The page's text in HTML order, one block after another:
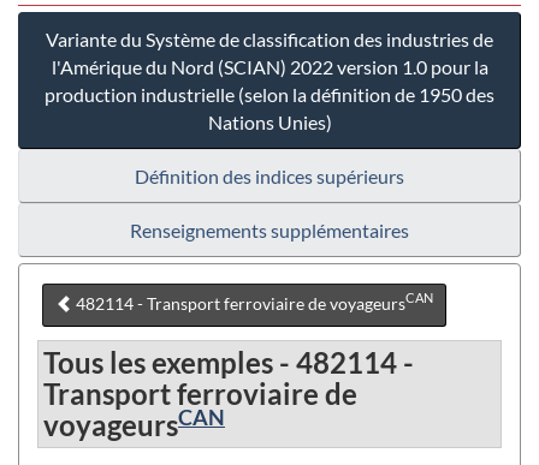
Variante du Système de classification des industries de
l'Amérique du Nord (SCIAN) 2022 version 1.0 pour la
production industrielle (selon la définition de 1950 des
Nations Unies)
Définition des indices supérieurs
Renseignements supplémentaires
482114 - Transport ferroviaire de voyageursCAN
Tous les exemples - 482114 -
Transport ferroviaire de
voyageursCAN